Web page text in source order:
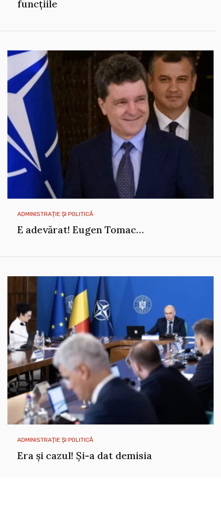
funcțiile
ADMINISTRAȚIE ȘI POLITICĂ
E adevărat! Eugen Tomac…
ADMINISTRAȚIE ȘI POLITICĂ
Era și cazul! Și-a dat demisia